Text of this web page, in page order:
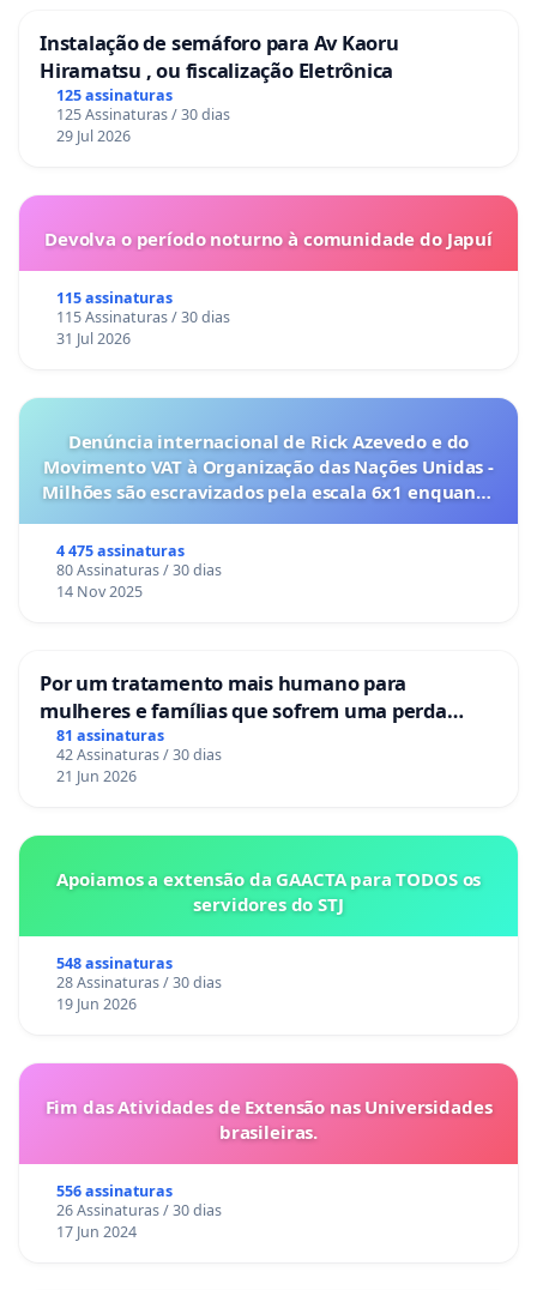
Instalação de semáforo para Av Kaoru
Hiramatsu , ou fiscalização Eletrônica
125 assinaturas
125 Assinaturas / 30 dias
29 Jul 2026
Devolva o período noturno à comunidade do Japuí
115 assinaturas
115 Assinaturas / 30 dias
31 Jul 2026
Denúncia internacional de Rick Azevedo e do
Movimento VAT à Organização das Nações Unidas -
Milhões são escravizados pela escala 6x1 enquanto
4 475 assinaturas
80 Assinaturas / 30 dias
14 Nov 2025
Por um tratamento mais humano para
mulheres e famílias que sofrem uma perda
gestacional nos hospitais portugueses
81 assinaturas
42 Assinaturas / 30 dias
21 Jun 2026
Apoiamos a extensão da GAACTA para TODOS os
servidores do STJ
548 assinaturas
28 Assinaturas / 30 dias
19 Jun 2026
Fim das Atividades de Extensão nas Universidades
brasileiras.
556 assinaturas
26 Assinaturas / 30 dias
17 Jun 2024